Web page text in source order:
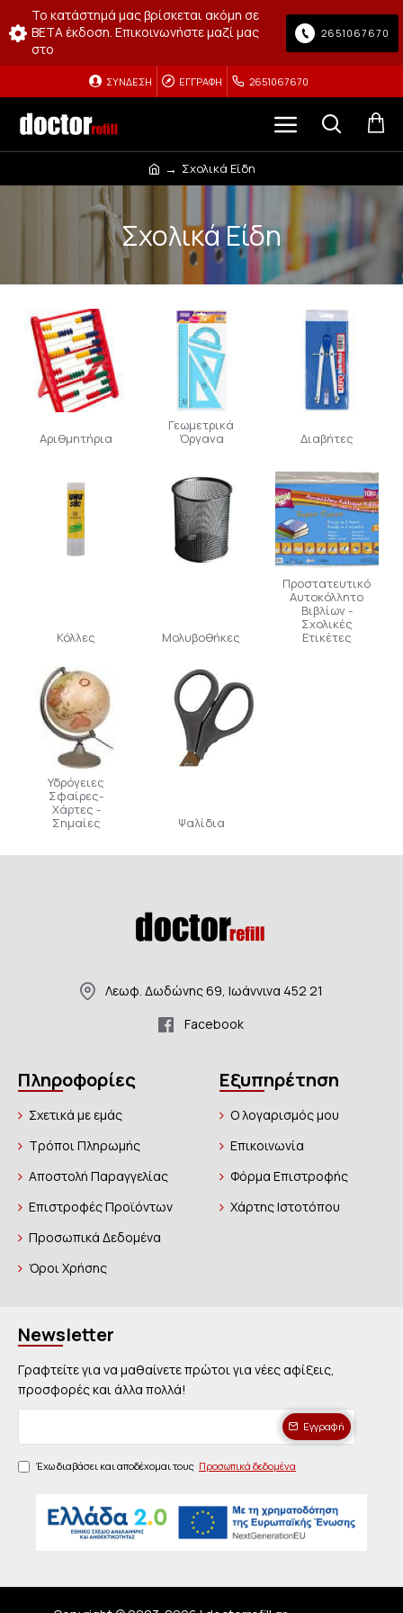
Το κατάστημά μας βρίσκεται ακόμη σε
BETA έκδοση. Επικοινωνήστε μαζί μας
στο
2651067670
ΣΎΝΔΕΣΗ ΕΓΓΡΑΦΉ 2651067670
Σχολικά Είδη
Σχολικά Είδη
Αριθμητήρια
Γεωμετρικά
Όργανα
Διαβήτες
Κόλλες Μολυβοθήκες
Προστατευτικό
Αυτοκόλλητο
Βιβλίων -
Σχολικές
Ετικέτες
Υδρόγειες
Σφαίρες-
Χάρτες -
Σημαίες
Ψαλίδια
Λεωφ. Δωδώνης 69, Ιωάννινα 452 21
Facebook
Πληροφορίες
Σχετικά με εμάς
Τρόποι Πληρωμής
Αποστολή Παραγγελίας
Επιστροφές Προϊόντων
Προσωπικά Δεδομένα
Όροι Χρήσης
Εξυπηρέτηση
Ο λογαρισμός μου
Επικοινωνία
Φόρμα Επιστροφής
Χάρτης Ιστοτόπου
Newsletter
Γραφτείτε για να μαθαίνετε πρώτοι για νέες αφίξεις,
προσφορές και άλλα πολλά!
Εγγραφή
Έχω διαβάσει και αποδέχομαι τους Προσωπικά δεδομένα